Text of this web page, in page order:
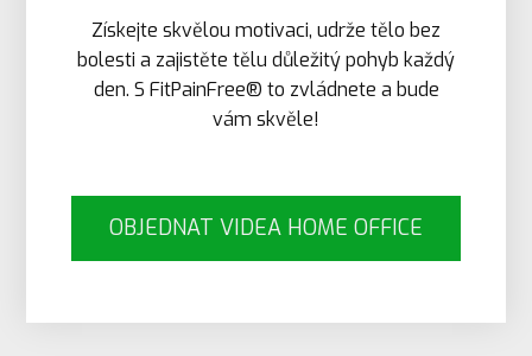
Získejte skvělou motivaci, udrže tělo bez
bolesti a zajistěte tělu důležitý pohyb každý
den. S FitPainFree® to zvládnete a bude
vám skvěle!
OBJEDNAT VIDEA HOME OFFICE